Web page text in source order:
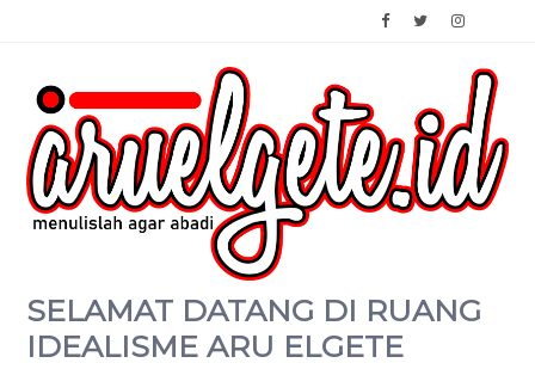
SELAMAT DATANG DI RUANG
IDEALISME ARU ELGETE